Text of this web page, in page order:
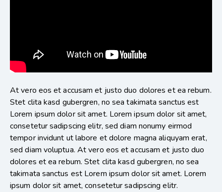
At vero eos et accusam et justo duo dolores et ea rebum.
Stet clita kasd gubergren, no sea takimata sanctus est
Lorem ipsum dolor sit amet. Lorem ipsum dolor sit amet,
consetetur sadipscing elitr, sed diam nonumy eirmod
tempor invidunt ut labore et dolore magna aliquyam erat,
sed diam voluptua. At vero eos et accusam et justo duo
dolores et ea rebum. Stet clita kasd gubergren, no sea
takimata sanctus est Lorem ipsum dolor sit amet. Lorem
ipsum dolor sit amet, consetetur sadipscing elitr.